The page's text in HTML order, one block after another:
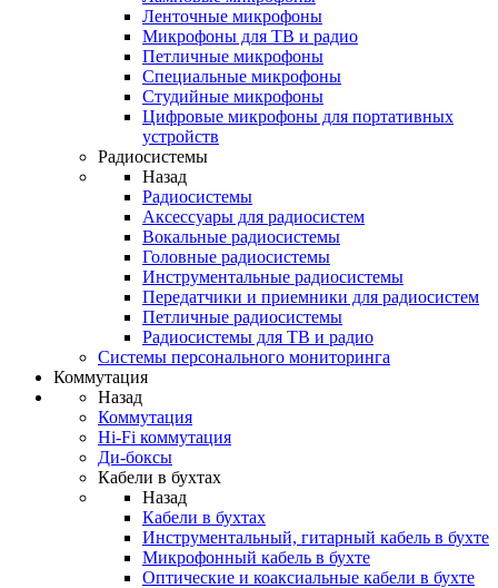
Ленточные микрофоны
Микрофоны для ТВ и радио
Петличные микрофоны
Специальные микрофоны
Студийные микрофоны
Цифровые микрофоны для портативных
устройств
Радиосистемы
Назад
Радиосистемы
Аксессуары для радиосистем
Вокальные радиосистемы
Головные радиосистемы
Инструментальные радиосистемы
Передатчики и приемники для радиосистем
Петличные радиосистемы
Радиосистемы для ТВ и радио
Системы персонального мониторинга
Коммутация
Назад
Коммутация
Hi-Fi коммутация
Ди-боксы
Кабели в бухтах
Назад
Кабели в бухтах
Инструментальный, гитарный кабель в бухте
Микрофонный кабель в бухте
Оптические и коаксиальные кабели в бухте